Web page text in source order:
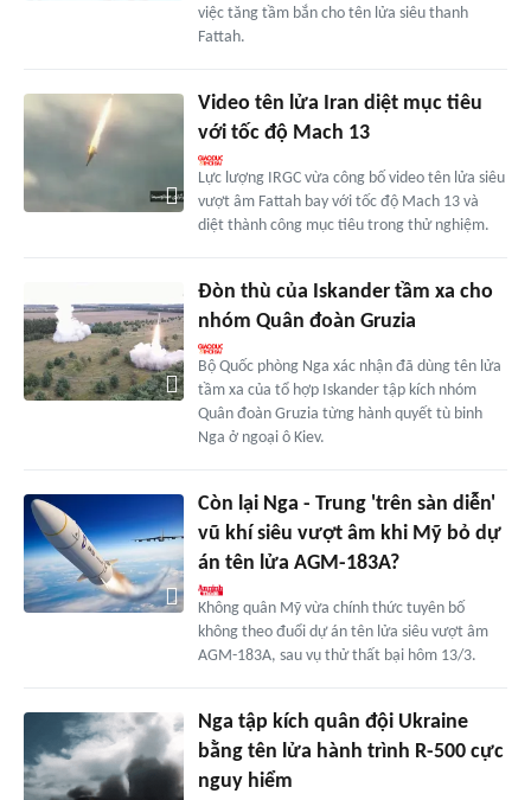
việc tăng tầm bắn cho tên lửa siêu thanh
Fattah.
Video tên lửa Iran diệt mục tiêu
với tốc độ Mach 13
Lực lượng IRGC vừa công bố video tên lửa siêu
vượt âm Fattah bay với tốc độ Mach 13 và
diệt thành công mục tiêu trong thử nghiệm.
Đòn thù của Iskander tầm xa cho
nhóm Quân đoàn Gruzia
Bộ Quốc phòng Nga xác nhận đã dùng tên lửa
tầm xa của tổ hợp Iskander tập kích nhóm
Quân đoàn Gruzia từng hành quyết tù binh
Nga ở ngoại ô Kiev.
Còn lại Nga - Trung 'trên sàn diễn'
vũ khí siêu vượt âm khi Mỹ bỏ dự
án tên lửa AGM-183A?
Không quân Mỹ vừa chính thức tuyên bố
không theo đuổi dự án tên lửa siêu vượt âm
AGM-183A, sau vụ thử thất bại hôm 13/3.
Nga tập kích quân đội Ukraine
bằng tên lửa hành trình R-500 cực
nguy hiểm